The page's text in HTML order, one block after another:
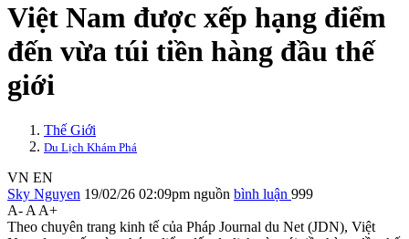
Việt Nam được xếp hạng điểm
đến vừa túi tiền hàng đầu thế
giới
Thế Giới
Du Lịch Khám Phá
VN EN
Sky Nguyen 19/02/26 02:09pm nguồn bình luận 999
A- A A+
Theo chuyên trang kinh tế của Pháp Journal du Net (JDN), Việt